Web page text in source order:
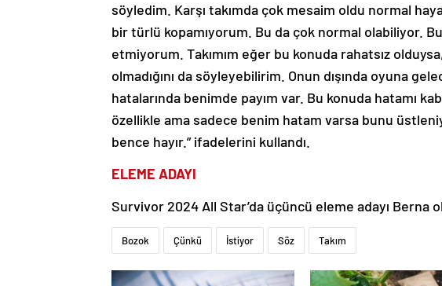
söyledim. Karşı takımda çok mesaim oldu normal
bir türlü kopamıyorum. Bu da çok normal olabiliyor.
etmiyorum. Takımım eğer bu konuda rahatsız
olmadığını da söyleyebilirim. Onun dışında oyuna
hatalarında benimde payım var. Bu konuda hatamı
özellikle ama sadece benim hatam varsa bunu
bence hayır.” ifadelerini kullandı.
ELEME ADAYI
Survivor 2024 All Star’da üçüncü eleme adayı Berna
Bozok Çünkü İstiyor Söz Takım